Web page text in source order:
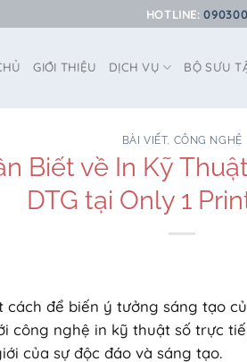
HOTLINE:
GIỚI THIỆU DỊCH VỤ BỘ SƯU
BÀI VIẾT, CÔNG NGHỆ
Biết về In Kỹ
DTG tại Only 1
cách để biến ý tưởng sáng tạo
công nghệ in kỹ thuật số trực
của sự độc đáo và sáng tạo.